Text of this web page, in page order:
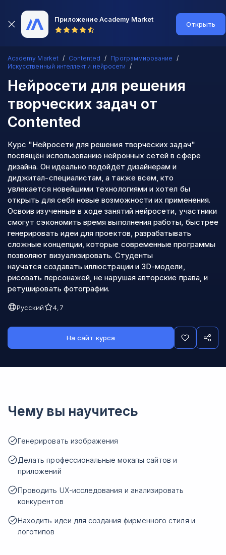
Приложение Academy Market
Открыть
Academy Market Contented
Программирование
Искусственный интеллект и нейросети
Нейросети для решения
творческих задач от
Contented
Курс "Нейросети для решения творческих задач"
посвящён использованию нейронных сетей в сфере
дизайна. Он идеально подойдёт дизайнерам и
диджитал-специалистам, а также всем, кто
увлекается новейшими технологиями и хотел бы
открыть для себя новые возможности их применения.
Освоив изученные в ходе занятий нейросети, участники
смогут сэкономить время выполнения работы, быстрее
генерировать идеи для проектов, разрабатывать
сложные концепции, которые современные программы
позволяют визуализировать. Студенты
научатся создавать иллюстрации и 3D-модели,
рисовать персонажей, не нарушая авторские права, и
ретушировать фотографии.
Русский 4,7
На сайт курса
Чему вы научитесь
Генерировать изображения
Делать профессиональные мокапы сайтов и
приложений
Проводить UX-исследования и анализировать
конкурентов
Находить идеи для создания фирменного стиля и
логотипов